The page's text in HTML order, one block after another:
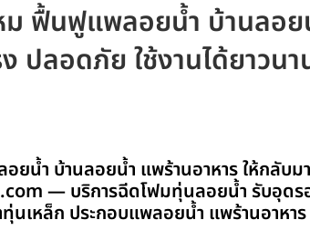
ฟื้นฟูแพลอยน้ำ บ้านลอย
ปลอดภัย ใช้งานได้ยาวน
น้ำ บ้านลอยน้ำ แพร้านอาหาร ให้กลับ
— บริการฉีดโฟมทุ่นลอยน้ำ รับอุด
เหล็ก ประกอบแพลอยน้ำ แพร้านอาหา